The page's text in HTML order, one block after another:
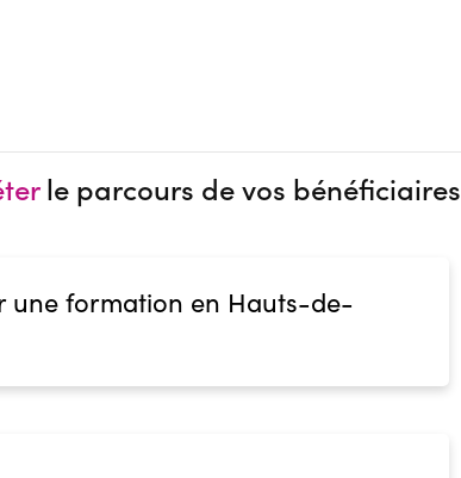
le parcours de vos bénéficiaires
une formation en Hauts-de-